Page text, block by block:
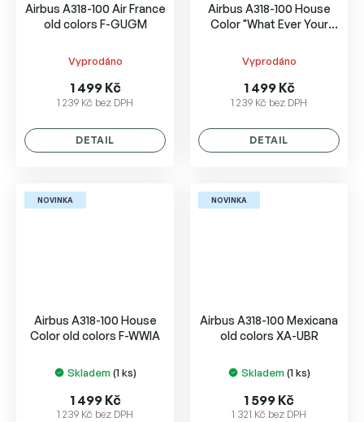
Airbus A318-100 Air France
old colors F-GUGM
Vyprodáno
1 239 Kč bez DPH
1 499 Kč
DETAIL
Airbus A318-100 House
Color "What Ever Your
Vyprodáno
1 239 Kč bez DPH
1 499 Kč
DETAIL
NOVINKA
Airbus A318-100 House
Color old colors F-WWIA
Skladem (1 ks)
1 239 Kč bez DPH
1 499 Kč
NOVINKA
Airbus A318-100 Mexicana
old colors XA-UBR
Skladem (1 ks)
1 321 Kč bez DPH
1 599 Kč